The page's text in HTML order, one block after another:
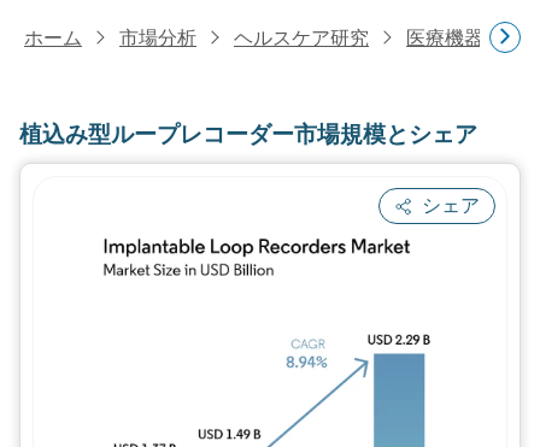
ホーム 市場分析 ヘルスケア研究 医療機器研究
植込み型ループレコーダー市場規模とシェア
シェア